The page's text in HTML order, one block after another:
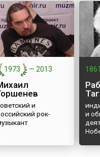
1973 — 2013
и
рок-
1861
и